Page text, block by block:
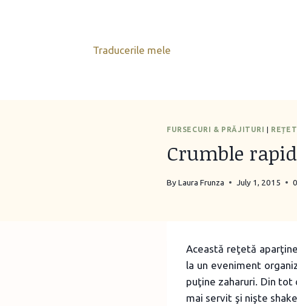
Traducerile mele
FURSECURI & PRĂJITURI
Crumble
ByLaura Frunza July 1, 2015
Această reţetă
la un eveniment
puţine zaharuri. Din tot
mai servit şi nişte